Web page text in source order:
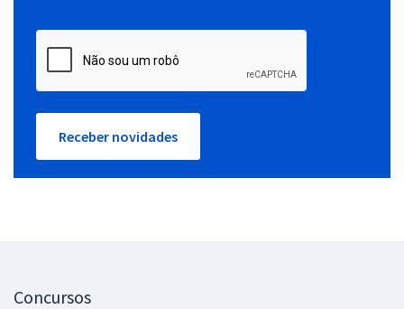
Receber novidades
Concursos